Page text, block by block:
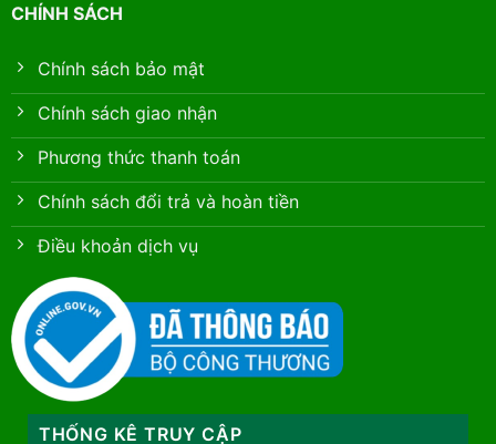
CHÍNH SÁCH
Chính sách bảo mật
Chính sách giao nhận
Phương thức thanh toán
Chính sách đổi trả và hoàn tiền
Điều khoản dịch vụ
THỐNG KÊ TRUY CẬP